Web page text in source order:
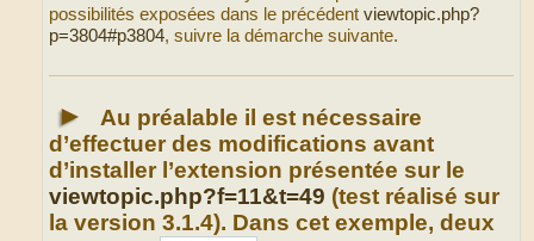
possibilités exposées dans le précédent viewtopic.php?
p=3804#p3804, suivre la démarche suivante.
►
Au préalable il est nécessaire
d’effectuer des modifications avant
d’installer l’extension présentée sur le
viewtopic.php?f=11&t=49 (test réalisé sur
la version 3.1.4). Dans cet exemple, deux